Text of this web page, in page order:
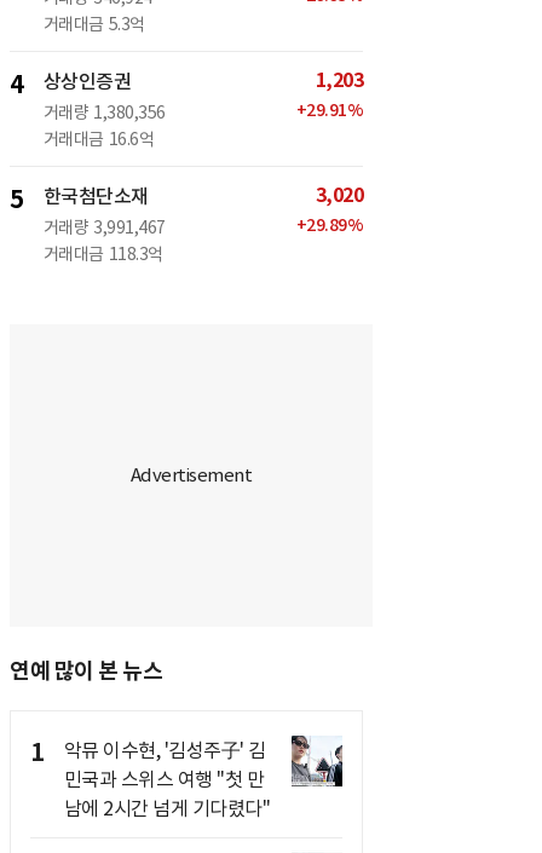
거래대금 5.3억
4 상상인증권
거래량 1,380,356
거래대금 16.6억
1,203
+29.91%
5 한국첨단소재
거래량 3,991,467
거래대금 118.3억
3,020
+29.89%
연예 많이 본 뉴스
1
악뮤 이수현, '김성주子' 김
민국과 스위스 여행 "첫 만
남에 2시간 넘게 기다렸다"